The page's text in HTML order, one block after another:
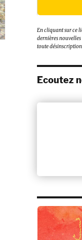
En cliquant sur ce
dernières
toute
Ecoutez